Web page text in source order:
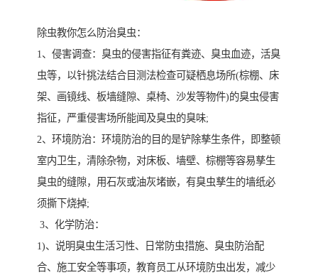
除虫教你怎么防治臭虫：
1、侵害调查：臭虫的侵害指征有粪迹、臭虫血迹，活臭
虫等，以针挑法结合目测法检查可疑栖息场所(棕棚、床
架、画镜线、板墙缝隙、桌椅、沙发等物件)的臭虫侵害
指征，严重侵害场所能闻及臭虫的臭味;
2、环境防治：环境防治的目的是铲除孳生条件，即整顿
室内卫生，清除杂物，对床板、墙壁、棕棚等容易孳生
臭虫的缝隙，用石灰或油灰堵嵌，有臭虫孳生的墙纸必
须撕下烧掉;
3、化学防治：
1)、说明臭虫生活习性、日常防虫措施、臭虫防治配
合、施工安全等事项，教育员工从环境防虫出发，减少